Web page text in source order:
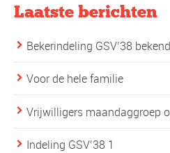
Laatste berichten
Bekerindeling GSV’38 bekend
Voor de hele familie
Vrijwilligers maandaggroep
Indeling GSV’38 1